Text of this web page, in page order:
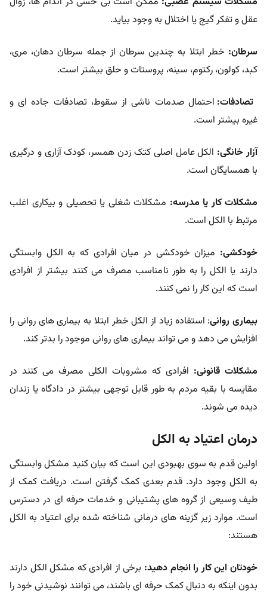
عقل و تفکر گیج یا اختلال به وجود بیاید.
سرطان: خطر ابتلا به چندین سرطان از جمله سرطان دهان، مری،
کبد، کولون، رکتوم، سینه، پروستات و حلق بیشتر است.
تصادفات: احتمال صدمات ناشی از سقوط، تصادفات جاده ای و
غیره بیشتر است.
آزار خانگی: الکل عامل اصلی کتک زدن همسر، کودک آزاری و درگیری
با همسایگان است.
مشکلات کار یا مدرسه: مشکلات شغلی یا تحصیلی و بیکاری اغلب
مرتبط با الکل است.
خودکشی: میزان خودکشی در میان افرادی که به الکل وابستگی
دارند یا الکل را به طور نامناسب مصرف می کنند بیشتر از افرادی
است که این کار را نمی کنند.
بیماری روانی: استفاده زیاد از الکل خطر ابتلا به بیماری های روانی را
افزایش می دهد و می تواند بیماری های روانی موجود را بدتر کند.
مشکلات قانونی: افرادی که مشروبات الکلی مصرف می کنند در
مقایسه با بقیه مردم به طور قابل توجهی بیشتر در دادگاه یا زندان
دیده می شوند.
درمان اعتیاد به الکل
اولین قدم به سوی بهبودی این است که بیان کنید مشکل وابستگی
به الکل وجود دارد. قدم بعدی کمک گرفتن است. دریافت کمک از
طیف وسیعی از گروه های پشتیبانی و خدمات حرفه ای در دسترس
است. موارد زیر گزینه های درمانی شناخته شده برای اعتیاد به الکل
هستند:
خودتان این کار را انجام دهید: برخی از افرادی که مشکل الکل دارند
بدون اینکه به دنبال کمک حرفه ای باشند، می توانند نوشیدنی خود را